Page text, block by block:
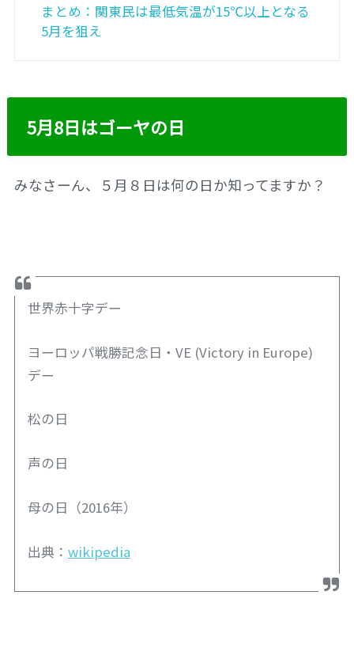
まとめ：関東民は最低気温が15℃以上となる
5月を狙え
5月8日はゴーヤの日
みなさーん、５月８日は何の日か知ってますか？
世界赤十字デー
ヨーロッパ戦勝記念日・VE (Victory in Europe)
デー
松の日
声の日
母の日（2016年）
出典：wikipedia